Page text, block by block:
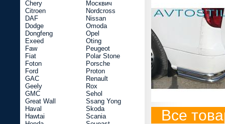
Все
Chery
Citroen
DAF
Dodge
Dongfeng
Exeed
Faw
Fiat
Foton
Ford
GAC
Geely
GMC
Great Wall
Haval
Hawtai
Москвич
Nordcross
Nissan
Omoda
Opel
Oting
Peugeot
Polar Stone
Porsche
Proton
Renault
Rox
Sehol
Ssang Yong
Skoda
Scania